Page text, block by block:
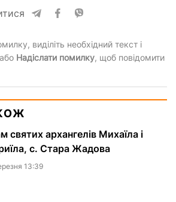
виділіть необхідний текст і
Надіслати помилку, щоб повідомити
святих архангелів Михаїла і
с. Стара Жадова
13:39